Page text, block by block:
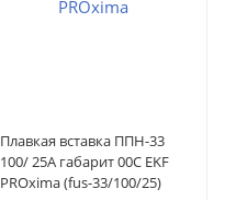
Плавкая вставка ППН-33
100/ 25А габарит 00С EKF
PROxima (fus-33/100/25)